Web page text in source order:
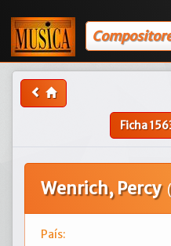
Ficha
Wenrich, Percy
País: